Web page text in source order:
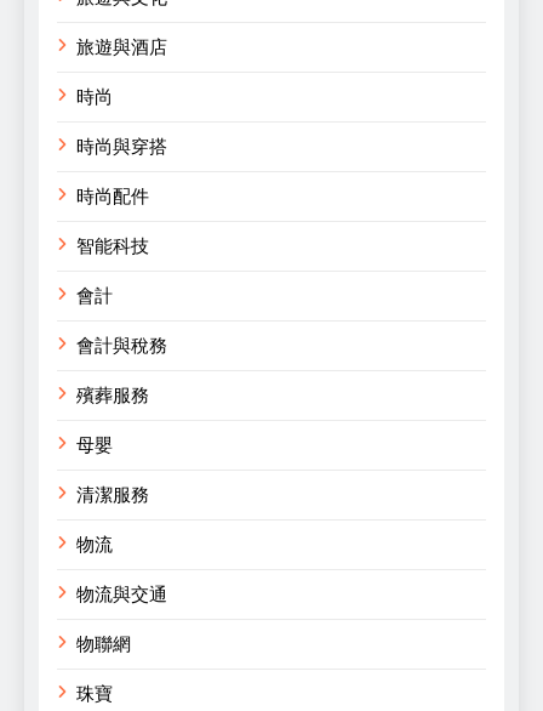
旅遊與酒店
時尚
時尚與穿搭
時尚配件
智能科技
會計
會計與稅務
殯葬服務
母嬰
清潔服務
物流
物流與交通
物聯網
珠寶